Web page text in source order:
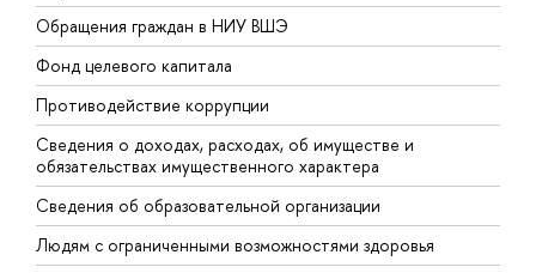
Обращения граждан в НИУ ВШЭ
Фонд целевого капитала
Противодействие коррупции
Сведения о доходах, расходах, об имуществе и
обязательствах имущественного характера
Сведения об образовательной организации
Людям с ограниченными возможностями здоровья